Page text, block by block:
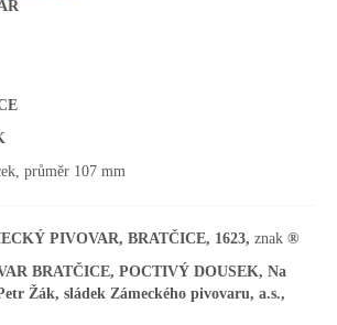
průměr 107 mm
PIVOVAR, BRATČICE, 1623, znak ®
BRATČICE, POCTIVÝ DOUSEK, Na
Žák, sládek Zámeckého pivovaru, a.s.,